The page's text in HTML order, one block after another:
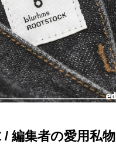
編集者の愛用私物